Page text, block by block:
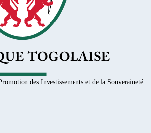
des Investissements et de la Souveraineté